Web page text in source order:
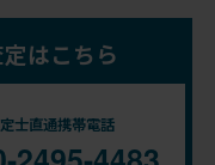
はこちら
士直通携帯電話